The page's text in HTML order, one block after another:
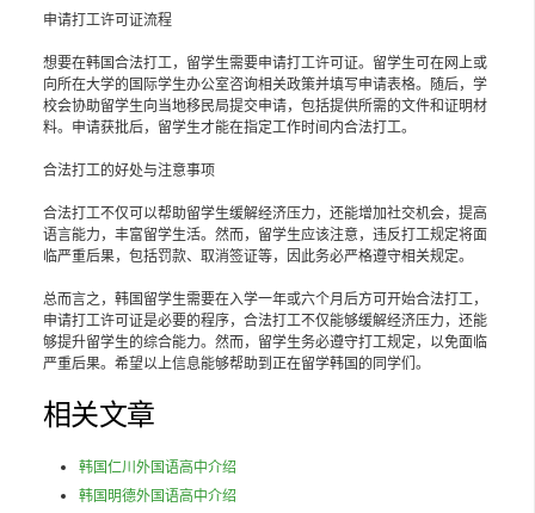
申请打工许可证流程
想要在韩国合法打工，留学生需要申请打工许可证。留学生可在网上或
向所在大学的国际学生办公室咨询相关政策并填写申请表格。随后，学
校会协助留学生向当地移民局提交申请，包括提供所需的文件和证明材
料。申请获批后，留学生才能在指定工作时间内合法打工。
合法打工的好处与注意事项
合法打工不仅可以帮助留学生缓解经济压力，还能增加社交机会，提高
语言能力，丰富留学生活。然而，留学生应该注意，违反打工规定将面
临严重后果，包括罚款、取消签证等，因此务必严格遵守相关规定。
总而言之，韩国留学生需要在入学一年或六个月后方可开始合法打工，
申请打工许可证是必要的程序，合法打工不仅能够缓解经济压力，还能
够提升留学生的综合能力。然而，留学生务必遵守打工规定，以免面临
严重后果。希望以上信息能够帮助到正在留学韩国的同学们。
相关文章
韩国仁川外国语高中介绍
韩国明德外国语高中介绍